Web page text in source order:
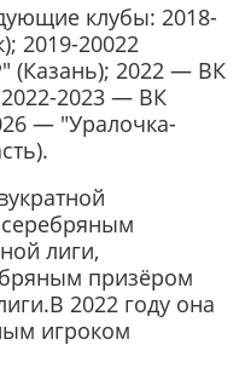
клубы: 2018-
2019-20022
(Казань); 2022 — ВК
2023 — ВК
— "Уралочка-
лиги,
призёром
2022 году она
игроком